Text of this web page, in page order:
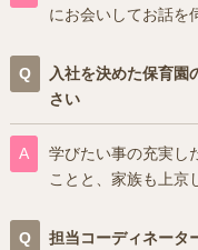
にお会いしてお話を
入社を決めた保育園
さい
学びたい事の充実し
ことと、家族も上京
担当コーディネータ